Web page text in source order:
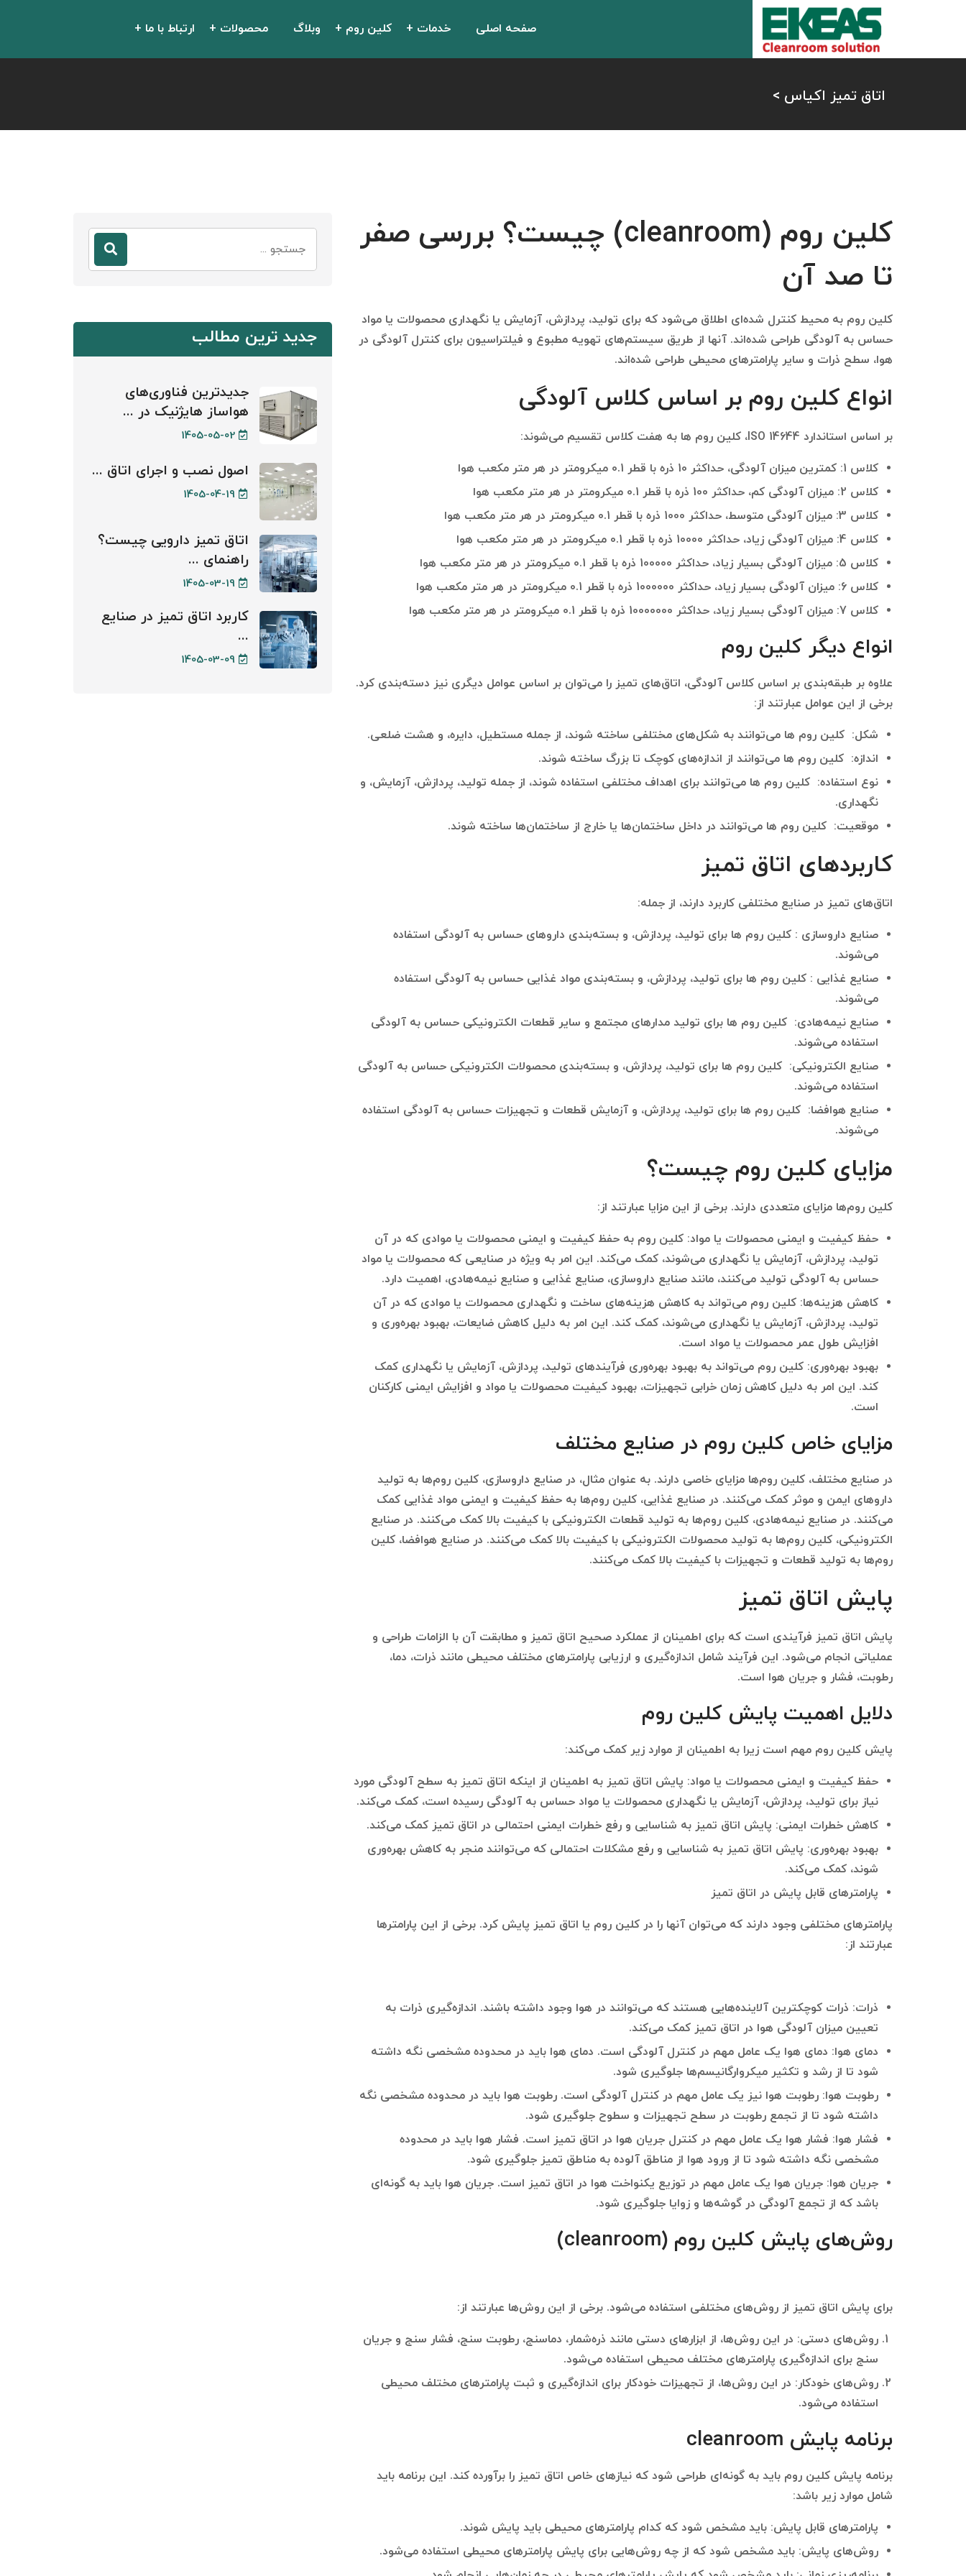
صفحه اصلی خدمات کلین روم وبلاگ محصولات ارتباط با ما
اتاق تمیز اکیاس >
کلین روم (cleanroom) چیست؟ بررسی صفر
تا صد آن
کلین روم به محیط‌ کنترل‌ شده‌ای اطلاق می‌شود که برای تولید، پردازش، آزمایش یا نگهداری محصولات یا مواد
حساس به آلودگی طراحی شده‌اند. آنها از طریق سیستم‌های تهویه مطبوع و فیلتراسیون برای کنترل آلودگی در
هوا، سطح ذرات و سایر پارامترهای محیطی طراحی شده‌اند.
انواع کلین روم بر اساس کلاس آلودگی
بر اساس استاندارد ISO 14644، کلین روم ها به هفت کلاس تقسیم می‌شوند:
کلاس 1: کمترین میزان آلودگی، حداکثر 10 ذره با قطر 0.1 میکرومتر در هر متر مکعب هوا
کلاس 2: میزان آلودگی کم، حداکثر 100 ذره با قطر 0.1 میکرومتر در هر متر مکعب هوا
کلاس 3: میزان آلودگی متوسط، حداکثر 1000 ذره با قطر 0.1 میکرومتر در هر متر مکعب هوا
کلاس 4: میزان آلودگی زیاد، حداکثر 10000 ذره با قطر 0.1 میکرومتر در هر متر مکعب هوا
کلاس 5: میزان آلودگی بسیار زیاد، حداکثر 100000 ذره با قطر 0.1 میکرومتر در هر متر مکعب هوا
کلاس 6: میزان آلودگی بسیار زیاد، حداکثر 1000000 ذره با قطر 0.1 میکرومتر در هر متر مکعب هوا
کلاس 7: میزان آلودگی بسیار زیاد، حداکثر 10000000 ذره با قطر 0.1 میکرومتر در هر متر مکعب هوا
انواع دیگر کلین روم
علاوه بر طبقه‌بندی بر اساس کلاس آلودگی، اتاق‌های تمیز را می‌توان بر اساس عوامل دیگری نیز دسته‌بندی کرد.
برخی از این عوامل عبارتند از:
شکل: کلین روم ها می‌توانند به شکل‌های مختلفی ساخته شوند، از جمله مستطیل، دایره، و هشت ضلعی.
اندازه: کلین روم ها می‌توانند از اندازه‌های کوچک تا بزرگ ساخته شوند.
نوع استفاده: کلین روم ها می‌توانند برای اهداف مختلفی استفاده شوند، از جمله تولید، پردازش، آزمایش، و
نگهداری.
موقعیت: کلین روم ها می‌توانند در داخل ساختمان‌ها یا خارج از ساختمان‌ها ساخته شوند.
کاربردهای اتاق تمیز
اتاق‌های تمیز در صنایع مختلفی کاربرد دارند، از جمله:
صنایع داروسازی : کلین روم ها برای تولید، پردازش، و بسته‌بندی داروهای حساس به آلودگی استفاده
می‌شوند.
صنایع غذایی : کلین روم ها برای تولید، پردازش، و بسته‌بندی مواد غذایی حساس به آلودگی استفاده
می‌شوند.
صنایع نیمه‌هادی: کلین روم ها برای تولید مدارهای مجتمع و سایر قطعات الکترونیکی حساس به آلودگی
استفاده می‌شوند.
صنایع الکترونیکی: کلین روم ها برای تولید، پردازش، و بسته‌بندی محصولات الکترونیکی حساس به آلودگی
استفاده می‌شوند.
صنایع هوافضا: کلین روم ها برای تولید، پردازش، و آزمایش قطعات و تجهیزات حساس به آلودگی استفاده
می‌شوند.
مزایای کلین روم چیست؟
کلین روم‌ها مزایای متعددی دارند. برخی از این مزایا عبارتند از:
حفظ کیفیت و ایمنی محصولات یا مواد: کلین روم به حفظ کیفیت و ایمنی محصولات یا موادی که در آن
تولید، پردازش، آزمایش یا نگهداری می‌شوند، کمک می‌کند. این امر به ویژه در صنایعی که محصولات یا مواد
حساس به آلودگی تولید می‌کنند، مانند صنایع داروسازی، صنایع غذایی و صنایع نیمه‌هادی، اهمیت دارد.
کاهش هزینه‌ها: کلین روم می‌تواند به کاهش هزینه‌های ساخت و نگهداری محصولات یا موادی که در آن
تولید، پردازش، آزمایش یا نگهداری می‌شوند، کمک کند. این امر به دلیل کاهش ضایعات، بهبود بهره‌وری و
افزایش طول عمر محصولات یا مواد است.
بهبود بهره‌وری: کلین روم می‌تواند به بهبود بهره‌وری فرآیندهای تولید، پردازش، آزمایش یا نگهداری کمک
کند. این امر به دلیل کاهش زمان خرابی تجهیزات، بهبود کیفیت محصولات یا مواد و افزایش ایمنی کارکنان
است.
مزایای خاص کلین روم در صنایع مختلف
در صنایع مختلف، کلین روم‌ها مزایای خاصی دارند. به عنوان مثال، در صنایع داروسازی، کلین روم‌ها به تولید
داروهای ایمن و موثر کمک می‌کنند. در صنایع غذایی، کلین روم‌ها به حفظ کیفیت و ایمنی مواد غذایی کمک
می‌کنند. در صنایع نیمه‌هادی، کلین روم‌ها به تولید قطعات الکترونیکی با کیفیت بالا کمک می‌کنند. در صنایع
الکترونیکی، کلین روم‌ها به تولید محصولات الکترونیکی با کیفیت بالا کمک می‌کنند. در صنایع هوافضا، کلین
روم‌ها به تولید قطعات و تجهیزات با کیفیت بالا کمک می‌کنند.
پایش اتاق تمیز
پایش اتاق تمیز فرآیندی است که برای اطمینان از عملکرد صحیح اتاق تمیز و مطابقت آن با الزامات طراحی و
عملیاتی انجام می‌شود. این فرآیند شامل اندازه‌گیری و ارزیابی پارامترهای مختلف محیطی مانند ذرات، دما،
رطوبت، فشار و جریان هوا است.
دلایل اهمیت پایش کلین روم
پایش کلین روم مهم است زیرا به اطمینان از موارد زیر کمک می‌کند:
حفظ کیفیت و ایمنی محصولات یا مواد: پایش اتاق تمیز به اطمینان از اینکه اتاق تمیز به سطح آلودگی مورد
نیاز برای تولید، پردازش، آزمایش یا نگهداری محصولات یا مواد حساس به آلودگی رسیده است، کمک می‌کند.
کاهش خطرات ایمنی: پایش اتاق تمیز به شناسایی و رفع خطرات ایمنی احتمالی در اتاق تمیز کمک می‌کند.
بهبود بهره‌وری: پایش اتاق تمیز به شناسایی و رفع مشکلات احتمالی که می‌توانند منجر به کاهش بهره‌وری
شوند، کمک می‌کند.
پارامترهای قابل پایش در اتاق تمیز
پارامترهای مختلفی وجود دارند که می‌توان آنها را در کلین روم یا اتاق تمیز پایش کرد. برخی از این پارامترها
عبارتند از:
ذرات: ذرات کوچکترین آلاینده‌هایی هستند که می‌توانند در هوا وجود داشته باشند. اندازه‌گیری ذرات به
تعیین میزان آلودگی هوا در اتاق تمیز کمک می‌کند.
دمای هوا: دمای هوا یک عامل مهم در کنترل آلودگی است. دمای هوا باید در محدوده مشخصی نگه داشته
شود تا از رشد و تکثیر میکروارگانیسم‌ها جلوگیری شود.
رطوبت هوا: رطوبت هوا نیز یک عامل مهم در کنترل آلودگی است. رطوبت هوا باید در محدوده مشخصی نگه
داشته شود تا از تجمع رطوبت در سطح تجهیزات و سطوح جلوگیری شود.
فشار هوا: فشار هوا یک عامل مهم در کنترل جریان هوا در اتاق تمیز است. فشار هوا باید در محدوده
مشخصی نگه داشته شود تا از ورود هوا از مناطق آلوده به مناطق تمیز جلوگیری شود.
جریان هوا: جریان هوا یک عامل مهم در توزیع یکنواخت هوا در اتاق تمیز است. جریان هوا باید به گونه‌ای
باشد که از تجمع آلودگی در گوشه‌ها و زوایا جلوگیری شود.
روش‌های پایش کلین روم (cleanroom)
برای پایش اتاق تمیز از روش‌های مختلفی استفاده می‌شود. برخی از این روش‌ها عبارتند از:
روش‌های دستی: در این روش‌ها، از ابزارهای دستی مانند ذره‌شمار، دماسنج، رطوبت سنج، فشار سنج و جریان
سنج برای اندازه‌گیری پارامترهای مختلف محیطی استفاده می‌شود.
روش‌های خودکار: در این روش‌ها، از تجهیزات خودکار برای اندازه‌گیری و ثبت پارامترهای مختلف محیطی
استفاده می‌شود.
برنامه پایش cleanroom
برنامه پایش کلین روم باید به گونه‌ای طراحی شود که نیازهای خاص اتاق تمیز را برآورده کند. این برنامه باید
شامل موارد زیر باشد:
پارامترهای قابل پایش: باید مشخص شود که کدام پارامترهای محیطی باید پایش شوند.
روش‌های پایش: باید مشخص شود که از چه روش‌هایی برای پایش پارامترهای محیطی استفاده می‌شود.
برای:
جدید ترین مطالب
جدیدترین فناوری‌های
هواساز هایژنیک در ...
1405-05-02
اصول نصب و اجرای اتاق ...
1405-04-19
اتاق تمیز دارویی چیست؟
راهنمای ...
1405-03-19
کاربرد اتاق تمیز در صنایع
...
1405-03-09